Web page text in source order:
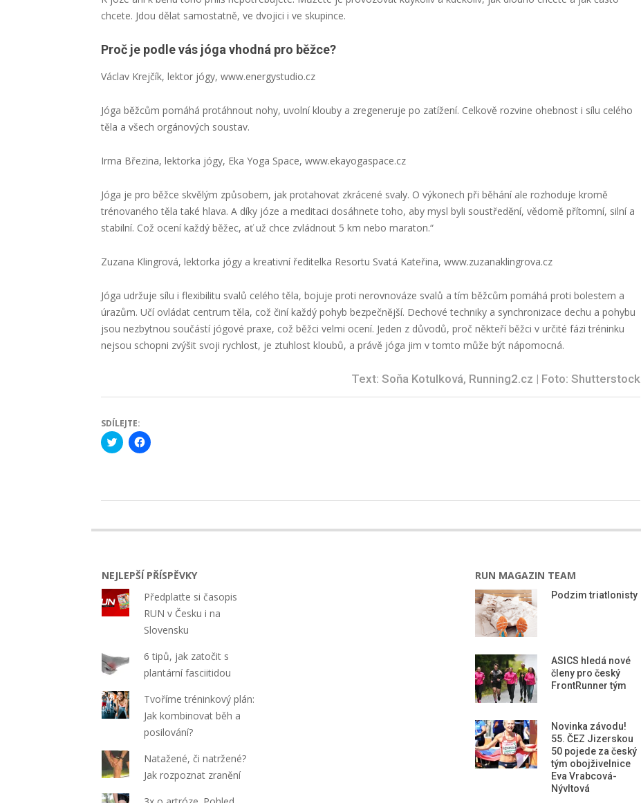
chcete. Jdou dělat samostatně, ve dvojici i ve skupince.
Proč je podle vás jóga vhodná pro běžce?
Václav Krejčík, lektor jógy, www.energystudio.cz
Jóga běžcům pomáhá protáhnout nohy, uvolní klouby a zregeneruje po zatížení. Celkově rozvine ohebnost i sílu celého
těla a všech orgánových soustav.
Irma Březina, lektorka jógy, Eka Yoga Space, www.ekayogaspace.cz
Jóga je pro běžce skvělým způsobem, jak protahovat zkrácené svaly. O výkonech při běhání ale rozhoduje kromě
trénovaného těla také hlava. A díky józe a meditaci dosáhnete toho, aby mysl byli soustředění, vědomě přítomní, silní a
stabilní. Což ocení každý běžec, ať už chce zvládnout 5 km nebo maraton.“
Zuzana Klingrová, lektorka jógy a kreativní ředitelka Resortu Svatá Kateřina, www.zuzanaklingrova.cz
Jóga udržuje sílu i flexibilitu svalů celého těla, bojuje proti nerovnováze svalů a tím běžcům pomáhá proti bolestem a
úrazům. Učí ovládat centrum těla, což činí každý pohyb bezpečnější. Dechové techniky a synchronizace dechu a pohybu
jsou nezbytnou součástí jógové praxe, což běžci velmi ocení. Jeden z důvodů, proč někteří běžci v určité fázi tréninku
nejsou schopni zvýšit svoji rychlost, je ztuhlost kloubů, a právě jóga jim v tomto může být nápomocná.
Text: Soňa Kotulková, Running2.cz | Foto: Shutterstock
SDÍLEJTE:
Click
to
new
Click
to
new
NEJLEPŠÍ PŘÍSPĚVKY
Předplaťte si časopis
RUN v Česku i na
Slovensku
6 tipů, jak zatočit s
plantární fasciitidou
Tvoříme tréninkový plán:
Jak kombinovat běh a
posilování?
Natažené, či natržené?
Jak rozpoznat zranění
RUN MAGAZIN TEAM
Podzim triatlonisty
ASICS hledá nové
členy pro český
FrontRunner tým
Novinka závodu!
55. ČEZ Jizerskou
50 pojede za český
tým obojživelnice
Eva Vrabcová-
Nývltová